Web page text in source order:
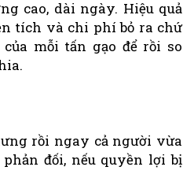
cao, dài ngày. Hiệu quả
tích và chi phí bỏ ra chứ
mỗi tấn gạo để rồi so
rồi ngay cả người vừa
đối, nếu quyền lợi bị